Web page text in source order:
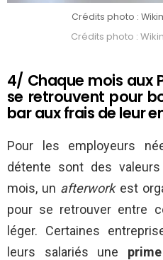
Crédits photo :
Crédits photo :
4/ Chaque mois aux
se retrouvent pour
bar aux frais de leur
Pour les employeurs
détente sont des
mois, un afterworkest
pour se retrouver entre
léger. Certaines
leurs salariés une